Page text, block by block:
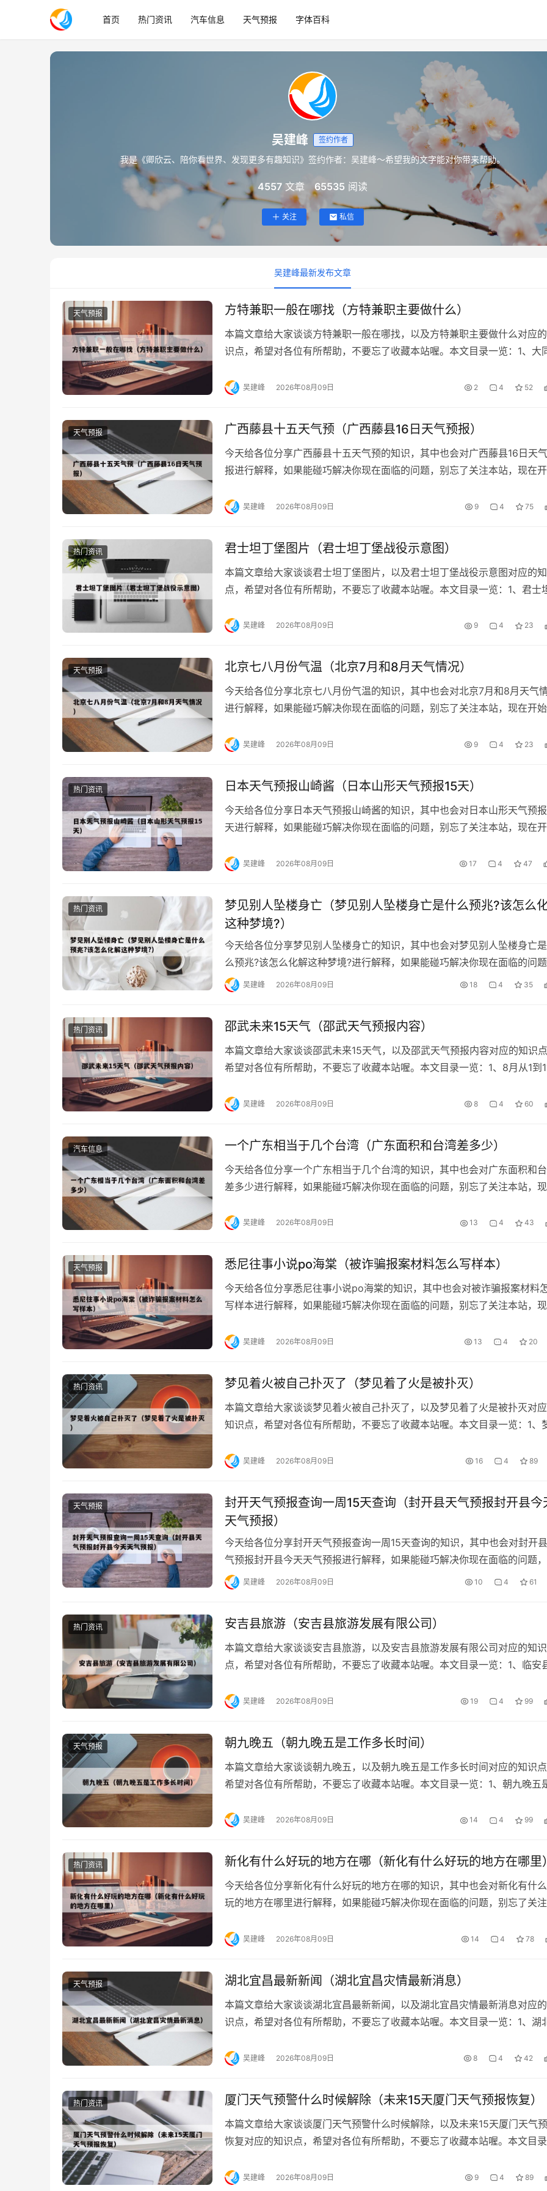
首页 热门资讯 汽车信息 天气预报 字体百科
吴建峰 签约作者
我是《卿欣云、陪你看世界、发现更多有趣知识》签约作者：吴建峰～希望我的文字能对你带来帮助。
4557 文章 65535 阅读
关注 私信
吴建峰最新发布文章
天气预报 方特兼职一般在哪找（方特兼职主要做什么）
本篇文章给大家谈谈方特兼职一般在哪找，以及方特兼职主要做什么对应
识点，希望对各位有所帮助，不要忘了收藏本站喔。本文目录一览：1、大
吴建峰 2026年08月09日 2 4 52
天气预报 广西藤县十五天气预（广西藤县16日天气预报）
今天给各位分享广西藤县十五天气预的知识，其中也会对广西藤县16日天
报进行解释，如果能碰巧解决你现在面临的问题，别忘了关注本站，现在开
吴建峰 2026年08月09日 9 4 75
热门资讯 君士坦丁堡图片（君士坦丁堡战役示意图）
本篇文章给大家谈谈君士坦丁堡图片，以及君士坦丁堡战役示意图对应的
点，希望对各位有所帮助，不要忘了收藏本站喔。本文目录一览：1、君士
吴建峰 2026年08月09日 9 4 23
天气预报 北京七八月份气温（北京7月和8月天气情况）
今天给各位分享北京七八月份气温的知识，其中也会对北京7月和8月天气
进行解释，如果能碰巧解决你现在面临的问题，别忘了关注本站，现在开始
吴建峰 2026年08月09日 9 4 23
热门资讯 日本天气预报山崎酱（日本山形天气预报15天）
今天给各位分享日本天气预报山崎酱的知识，其中也会对日本山形天气预
天进行解释，如果能碰巧解决你现在面临的问题，别忘了关注本站，现在开
吴建峰 2026年08月09日 17 4 47
热门资讯
梦见别人坠楼身亡（梦见别人坠楼身亡是什么预兆?该怎么
这种梦境?）
今天给各位分享梦见别人坠楼身亡的知识，其中也会对梦见别人坠楼身亡
么预兆?该怎么化解这种梦境?进行解释，如果能碰巧解决你现在面临的问题
别忘了关注本站，现在开...
吴建峰 2026年08月09日 18 4 35
热门资讯 邵武未来15天气（邵武天气预报内容）
本篇文章给大家谈谈邵武未来15天气，以及邵武天气预报内容对应的知识点
希望对各位有所帮助，不要忘了收藏本站喔。本文目录一览：1、8月从1到
吴建峰 2026年08月09日 8 4 60
汽车信息 一个广东相当于几个台湾（广东面积和台湾差多少）
今天给各位分享一个广东相当于几个台湾的知识，其中也会对广东面积和
差多少进行解释，如果能碰巧解决你现在面临的问题，别忘了关注本站，现
吴建峰 2026年08月09日 13 4 43
天气预报 悉尼往事小说po海棠（被诈骗报案材料怎么写样本）
今天给各位分享悉尼往事小说po海棠的知识，其中也会对被诈骗报案材料
写样本进行解释，如果能碰巧解决你现在面临的问题，别忘了关注本站，现
吴建峰 2026年08月09日 13 4 20
热门资讯 梦见着火被自己扑灭了（梦见着了火是被扑灭）
本篇文章给大家谈谈梦见着火被自己扑灭了，以及梦见着了火是被扑灭对
知识点，希望对各位有所帮助，不要忘了收藏本站喔。本文目录一览：1、
吴建峰 2026年08月09日 16 4 89
天气预报
封开天气预报查询一周15天查询（封开县天气预报封开县今
天气预报）
今天给各位分享封开天气预报查询一周15天查询的知识，其中也会对封开
气预报封开县今天天气预报进行解释，如果能碰巧解决你现在面临的问题，
忘了关注本站，现在开始...
吴建峰 2026年08月09日 10 4 61
热门资讯 安吉县旅游（安吉县旅游发展有限公司）
本篇文章给大家谈谈安吉县旅游，以及安吉县旅游发展有限公司对应的知识
点，希望对各位有所帮助，不要忘了收藏本站喔。本文目录一览：1、临安
吴建峰 2026年08月09日 19 4 99
天气预报 朝九晚五（朝九晚五是工作多长时间）
本篇文章给大家谈谈朝九晚五，以及朝九晚五是工作多长时间对应的知识点
希望对各位有所帮助，不要忘了收藏本站喔。本文目录一览：1、朝九晚五
吴建峰 2026年08月09日 14 4 99
热门资讯 新化有什么好玩的地方在哪（新化有什么好玩的地方在哪里）
今天给各位分享新化有什么好玩的地方在哪的知识，其中也会对新化有什
玩的地方在哪里进行解释，如果能碰巧解决你现在面临的问题，别忘了关注
吴建峰 2026年08月09日 14 4 78
天气预报 湖北宜昌最新新闻（湖北宜昌灾情最新消息）
本篇文章给大家谈谈湖北宜昌最新新闻，以及湖北宜昌灾情最新消息对应
识点，希望对各位有所帮助，不要忘了收藏本站喔。本文目录一览：1、湖
吴建峰 2026年08月09日 8 4 42
热门资讯 厦门天气预警什么时候解除（未来15天厦门天气预报恢复）
本篇文章给大家谈谈厦门天气预警什么时候解除，以及未来15天厦门天气
恢复对应的知识点，希望对各位有所帮助，不要忘了收藏本站喔。本文目录
吴建峰 2026年08月09日 9 4 89